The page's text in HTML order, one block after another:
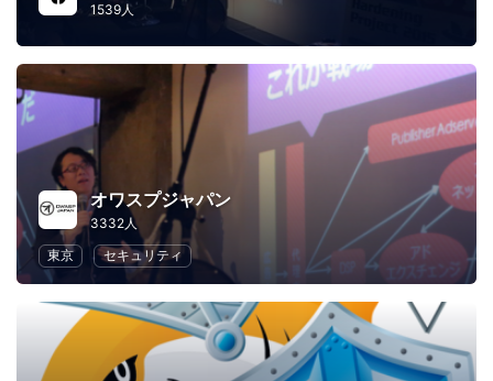
1539人
オワスプジャパン
3332人
東京
セキュリティ